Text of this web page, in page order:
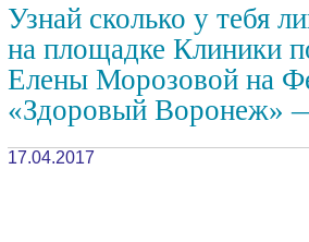
Узнай сколько у тебя
на площадке Клиники
Елены Морозовой на
«Здоровый Воронеж»
17.04.2017